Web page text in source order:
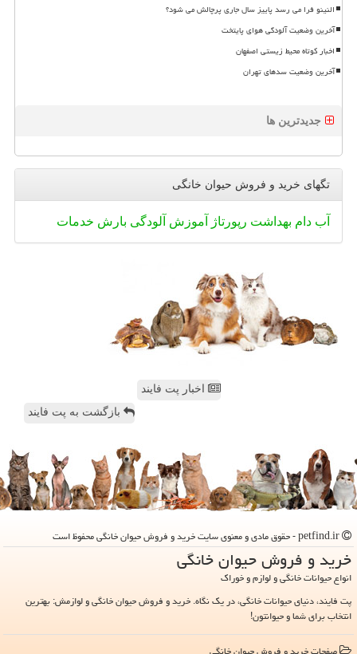
النینو فرا می رسد پاییز سال جاری پرچالش می شود؟
آخرین وضعیت آلودگی هوای پایتخت
اخبار کوتاه محیط زیستی اصفهان
آخرین وضعیت سدهای تهران
جدیدترین ها
تگهای خرید و فروش حیوان خانگی
آب دام بهداشت رپورتاژ آموزش آلودگی بارش خدمات
اخبار پت فایند
بازگشت به پت فایند
خرید و فروش حیوان خانگی
انواع حیوانات خانگی و لوازم و خوراک
پت فایند، دنیای حیوانات خانگی، در یک نگاه. خرید و فروش حیوان خانگی و لوازمش: بهترین
انتخاب برای شما و حیوانتون!